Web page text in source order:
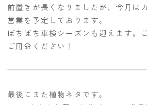
前置きが長くなりましたが、今月は
営業を予定しております。
ぼちぼち車検シーズンも迎えます。
ご用命ください！
最後にまた植物ネタです。